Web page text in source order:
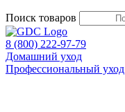
Поиск товаров
8 (800) 222-97-79
Домашний уход
Профессиональный уход